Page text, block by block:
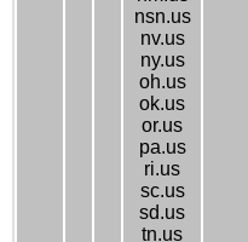
nsn.us
nv.us
ny.us
oh.us
ok.us
or.us
pa.us
ri.us
sc.us
sd.us
tn.us